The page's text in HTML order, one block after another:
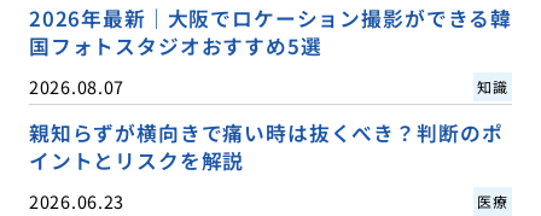
2026年最新｜大阪でロケーション撮影ができる韓
国フォトスタジオおすすめ5選
2026.08.07 知識
親知らずが横向きで痛い時は抜くべき？判断のポ
イントとリスクを解説
2026.06.23 医療